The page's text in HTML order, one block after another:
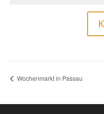
Wochenmarkt in Passau